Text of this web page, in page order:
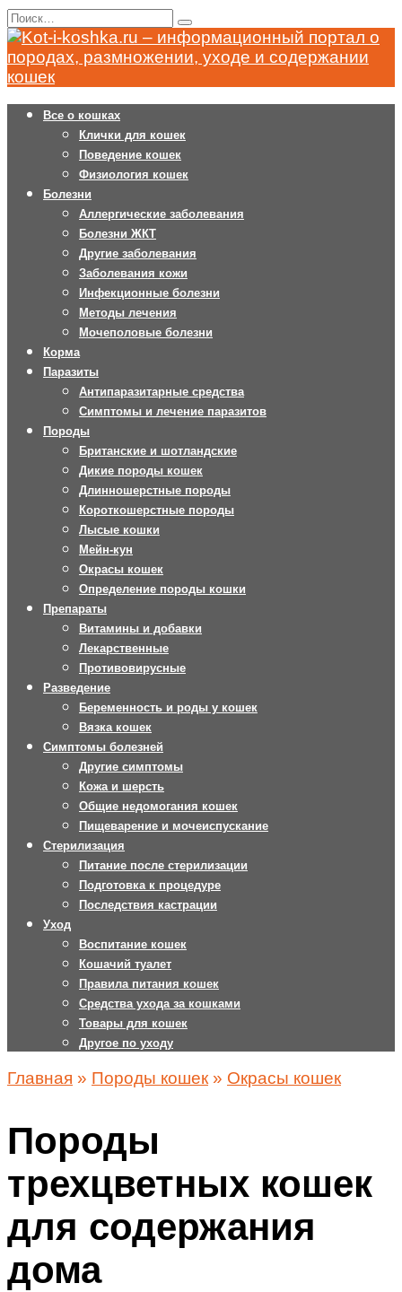
Перейти
к
содержанию
Search
for:
Все о кошках
Клички для кошек
Поведение кошек
Физиология кошек
Болезни
Аллергические заболевания
Болезни ЖКТ
Другие заболевания
Заболевания кожи
Инфекционные болезни
Методы лечения
Мочеполовые болезни
Корма
Паразиты
Антипаразитарные средства
Симптомы и лечение паразитов
Породы
Британские и шотландские
Дикие породы кошек
Длинношерстные породы
Короткошерстные породы
Лысые кошки
Мейн-кун
Окрасы кошек
Определение породы кошки
Препараты
Витамины и добавки
Лекарственные
Противовирусные
Разведение
Беременность и роды у кошек
Вязка кошек
Симптомы болезней
Другие симптомы
Кожа и шерсть
Общие недомогания кошек
Пищеварение и мочеиспускание
Стерилизация
Питание после стерилизации
Подготовка к процедуре
Последствия кастрации
Уход
Воспитание кошек
Кошачий туалет
Правила питания кошек
Средства ухода за кошками
Товары для кошек
Другое по уходу
Главная » Породы кошек » Окрасы кошек
Породы
трехцветных кошек
для содержания
дома